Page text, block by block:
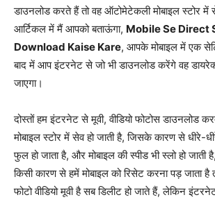
डाउनलोड करते हैं तो वह ऑटोमेटेकली मोबाइल स्टोर में
आर्टिकल में मैं आपको बताऊंगा, Mobile Se Direct
Download Kaise Kare, आपके मोबाइल में एक
बाद में आप इंटरनेट से जो भी डाउनलोड करेंगे वह
जाएगा।
दोस्तों हम इंटरनेट से मूवी, वीडियो फोटोस डाउनलोड
मोबाइल स्टोर में सेव हो जाती है, जिसके कारण से धीरे-
फुल हो जाता है, और मोबाइल की स्पीड भी स्लो हो जाती
किसी कारण से हमें मोबाइल को रिसेट करना पड़ जाता है
फोटो वीडियो मूवी है सब डिलीट हो जाते हैं, लेकिन